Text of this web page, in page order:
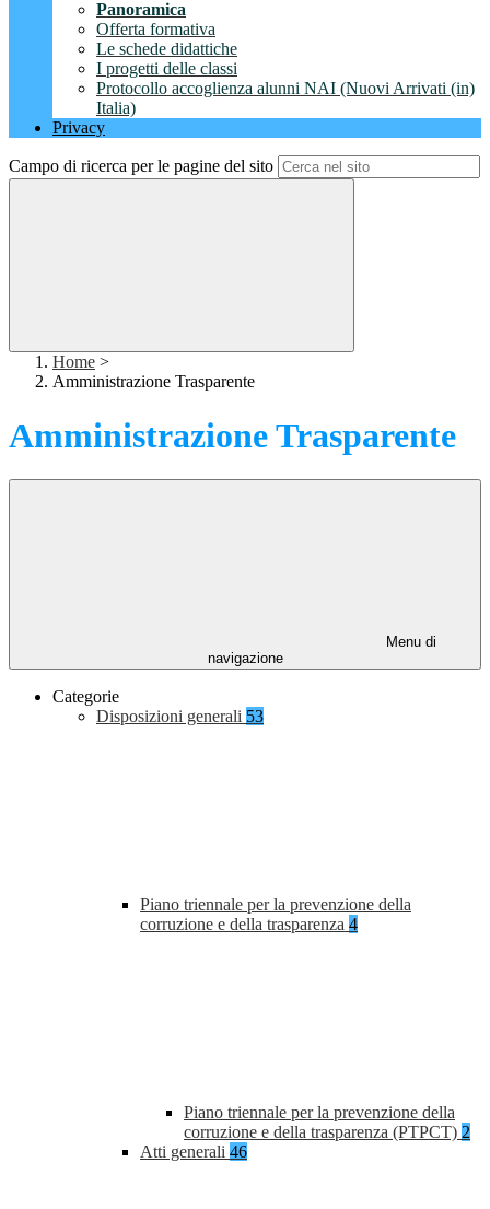
Panoramica
Offerta formativa
Le schede didattiche
I progetti delle classi
Protocollo accoglienza alunni NAI (Nuovi Arrivati (in)
Italia)
Privacy
Campo di ricerca per le pagine del sito
Home >
Amministrazione Trasparente
Amministrazione Trasparente
Menu di
navigazione
Categorie
Disposizioni generali 53
Piano triennale per la prevenzione della
corruzione e della trasparenza 4
Piano triennale per la prevenzione della
corruzione e della trasparenza (PTPCT) 2
Atti generali 46